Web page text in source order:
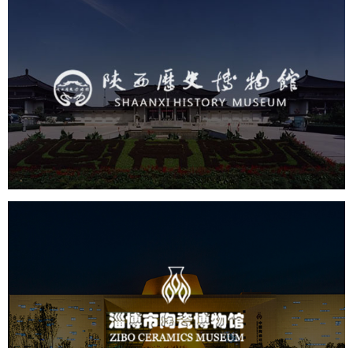
文化艺术 博物馆 智慧博物馆
博物馆网站建设
景区网站建设
淄博市陶瓷博物馆
文化艺术 博物馆 智慧博物馆
博物馆网站建设